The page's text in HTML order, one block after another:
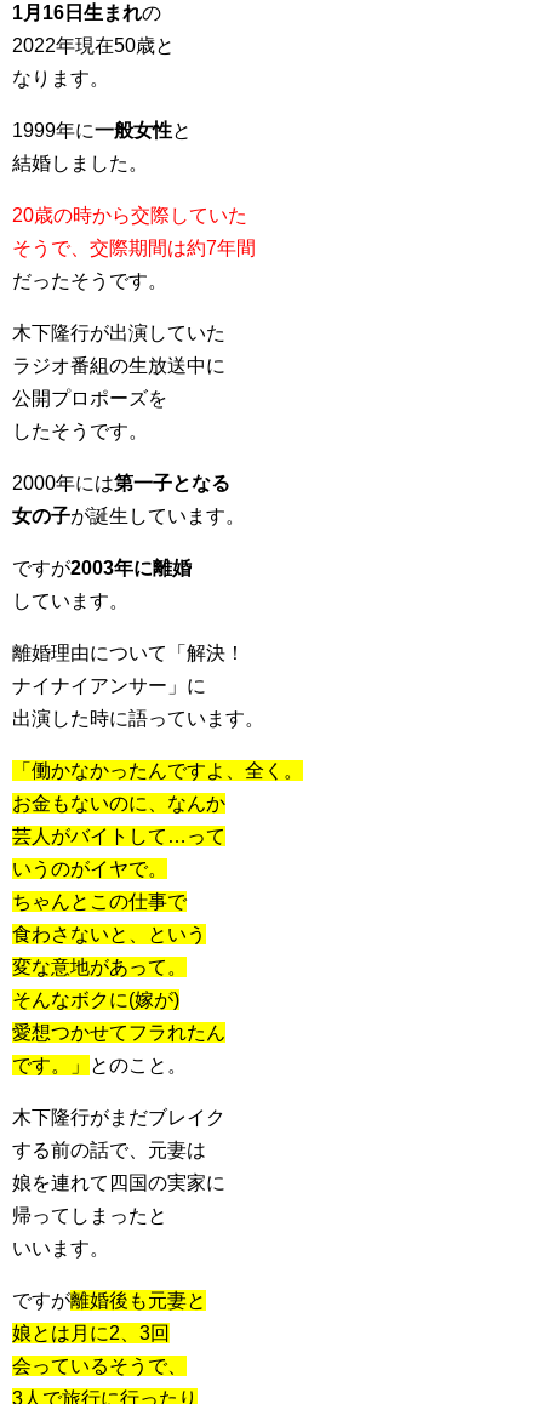
1月16日生まれの
2022年現在50歳と
なります。
1999年に一般女性と
結婚しました。
20歳の時から交際していた
そうで、交際期間は約7年間
だったそうです。
木下隆行が出演していた
ラジオ番組の生放送中に
公開プロポーズを
したそうです。
2000年には第一子となる
女の子が誕生しています。
ですが2003年に離婚
しています。
離婚理由について「解決！
ナイナイアンサー」に
出演した時に語っています。
「働かなかったんですよ、全く。
お金もないのに、なんか
芸人がバイトして…って
いうのがイヤで。
ちゃんとこの仕事で
食わさないと、という
変な意地があって。
そんなボクに(嫁が)
愛想つかせてフラれたん
です。」
とのこと。
木下隆行がまだブレイク
する前の話で、元妻は
娘を連れて四国の実家に
帰ってしまったと
いいます。
ですが離婚後も元妻と
娘とは月に2、3回
会っているそうで、
3人で旅行に行ったり